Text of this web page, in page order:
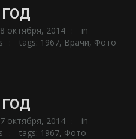
октября, 2014
in
tags: 1967, Врачи, Фото
октября, 2014
in
tags: 1967, Фото